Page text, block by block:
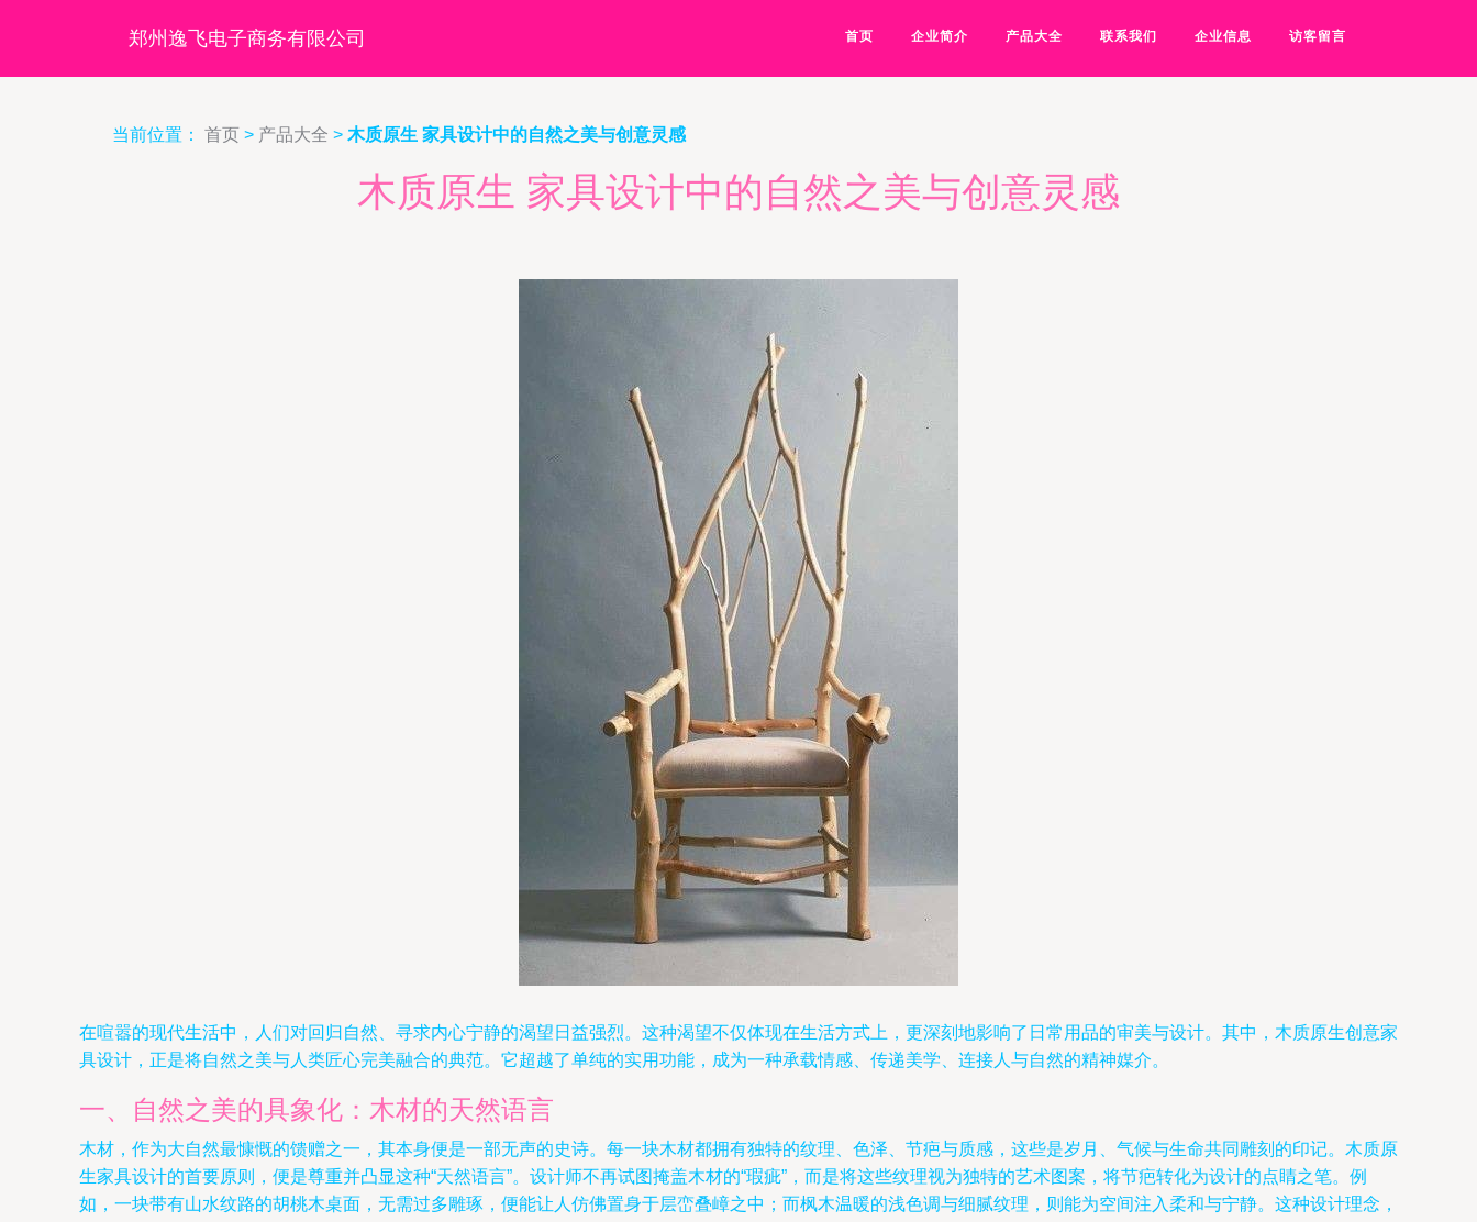
郑州逸飞电子商务有限公司 首页 企业简介 产品大全 联系我们 企业信息 访客留言
当前位置： 首页 > 产品大全 > 木质原生 家具设计中的自然之美与创意灵感
木质原生 家具设计中的自然之美与创意灵感
在喧嚣的现代生活中，人们对回归自然、寻求内心宁静的渴望日益强烈。这种渴望不仅体现在生活方式上，更深刻地影响了日常用品的审美与设计。其中，木质原生创意家
具设计，正是将自然之美与人类匠心完美融合的典范。它超越了单纯的实用功能，成为一种承载情感、传递美学、连接人与自然的精神媒介。
一、自然之美的具象化：木材的天然语言
木材，作为大自然最慷慨的馈赠之一，其本身便是一部无声的史诗。每一块木材都拥有独特的纹理、色泽、节疤与质感，这些是岁月、气候与生命共同雕刻的印记。木质原
生家具设计的首要原则，便是尊重并凸显这种“天然语言”。设计师不再试图掩盖木材的“瑕疵”，而是将这些纹理视为独特的艺术图案，将节疤转化为设计的点睛之笔。例
如，一块带有山水纹路的胡桃木桌面，无需过多雕琢，便能让人仿佛置身于层峦叠嶂之中；而枫木温暖的浅色调与细腻纹理，则能为空间注入柔和与宁静。这种设计理念，